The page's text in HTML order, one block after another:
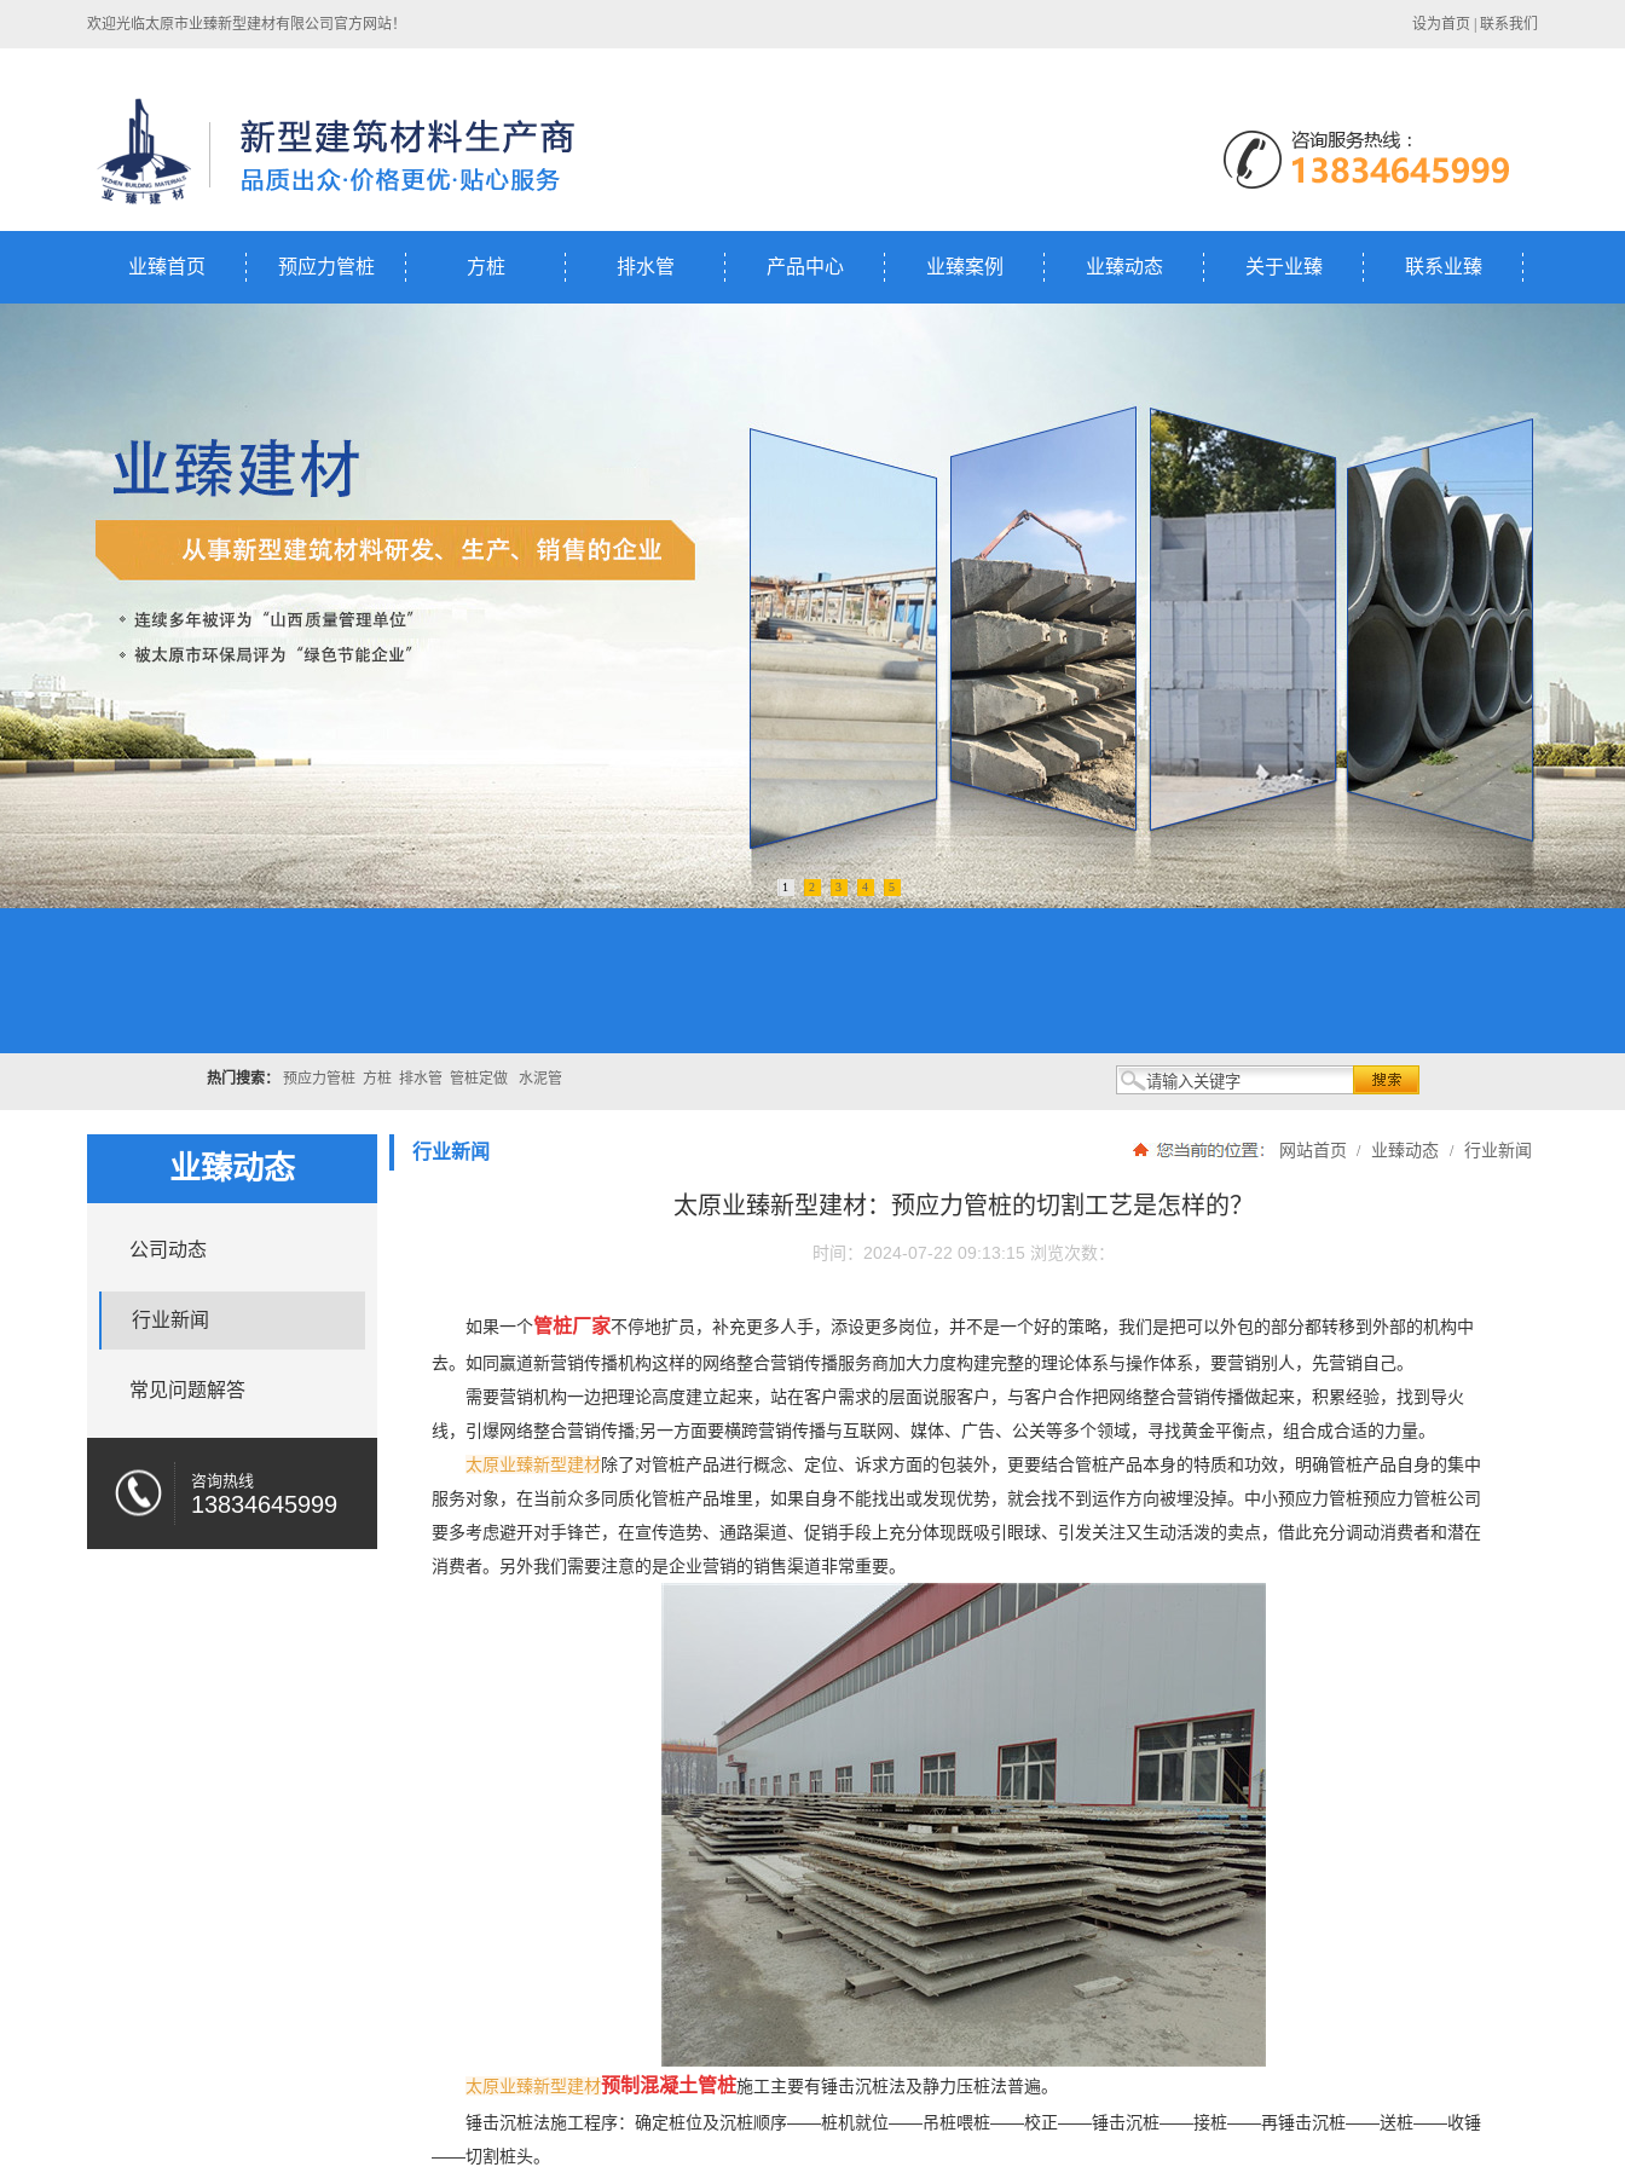
欢迎光临太原市业臻新型建材有限公司官方网站！ 设为首页 联系我们
业臻首页 预应力管桩 方桩 排水管 产品中心 业臻案例 业臻动态 关于业臻 联系业臻
1 2 3 4 5
热门搜索： 预应力管桩 方桩 排水管 管桩定做 水泥管
业臻动态
公司动态
行业新闻
常见问题解答
咨询热线
13834645999
行业新闻 网站首页 / 业臻动态 / 行业新闻
太原业臻新型建材：预应力管桩的切割工艺是怎样的？
时间：2024-07-22 09:13:15 浏览次数：
如果一个管桩厂家不停地扩员，补充更多人手，添设更多岗位，并不是一个好的策略，我们是把可以外包的部分都转移到外部的机构中
去。如同赢道新营销传播机构这样的网络整合营销传播服务商加大力度构建完整的理论体系与操作体系，要营销别人，先营销自己。
需要营销机构一边把理论高度建立起来，站在客户需求的层面说服客户，与客户合作把网络整合营销传播做起来，积累经验，找到导火
线，引爆网络整合营销传播;另一方面要横跨营销传播与互联网、媒体、广告、公关等多个领域，寻找黄金平衡点，组合成合适的力量。
太原业臻新型建材除了对管桩产品进行概念、定位、诉求方面的包装外，更要结合管桩产品本身的特质和功效，明确管桩产品自身的集中
服务对象，在当前众多同质化管桩产品堆里，如果自身不能找出或发现优势，就会找不到运作方向被埋没掉。中小预应力管桩预应力管桩公司
要多考虑避开对手锋芒，在宣传造势、通路渠道、促销手段上充分体现既吸引眼球、引发关注又生动活泼的卖点，借此充分调动消费者和潜在
消费者。另外我们需要注意的是企业营销的销售渠道非常重要。
太原业臻新型建材预制混凝土管桩施工主要有锤击沉桩法及静力压桩法普遍。
锤击沉桩法施工程序：确定桩位及沉桩顺序——桩机就位——吊桩喂桩——校正——锤击沉桩——接桩——再锤击沉桩——送桩——收锤
——切割桩头。